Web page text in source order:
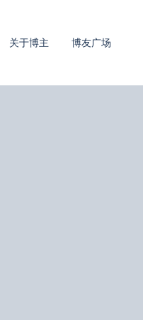
关于博主 博友广场